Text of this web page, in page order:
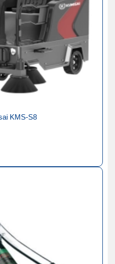
KMS-S8